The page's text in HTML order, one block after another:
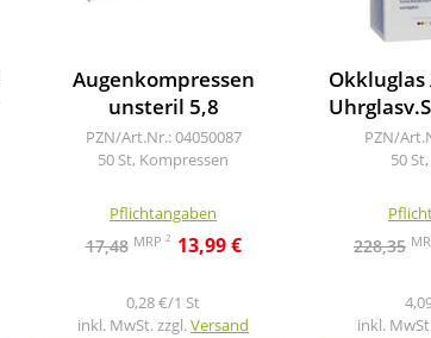
Augenkompressen
unsteril 5,8
PZN/Art.Nr.: 04050087
50 St, Kompressen
Pflichtangaben
17,48 MRP 2 13,99 €
0,28 €/1 St
inkl. MwSt. zzgl.Versand
Okkluglas
PZN/
50
228,35
inkl.